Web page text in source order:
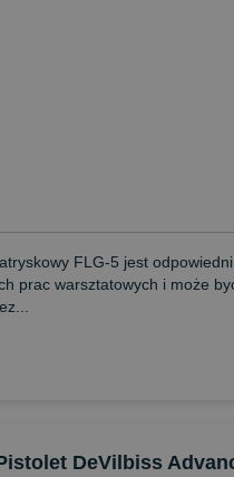
FLG-5 jest
prac warsztatowych i może
DeVilbiss